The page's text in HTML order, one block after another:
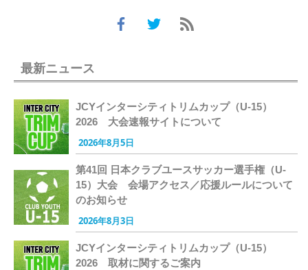
最新ニュース
JCYインターシティトリムカップ（U-15）
2026 大会速報サイトについて
2026年8月5日
第41回 日本クラブユースサッカー選手権（U-
15）大会 会場アクセス／応援ルールについて
のお知らせ
2026年8月3日
JCYインターシティトリムカップ（U-15）
2026 取材に関するご案内